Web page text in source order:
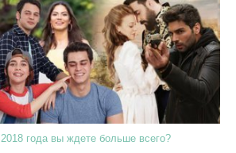
года вы ждете больше всего?